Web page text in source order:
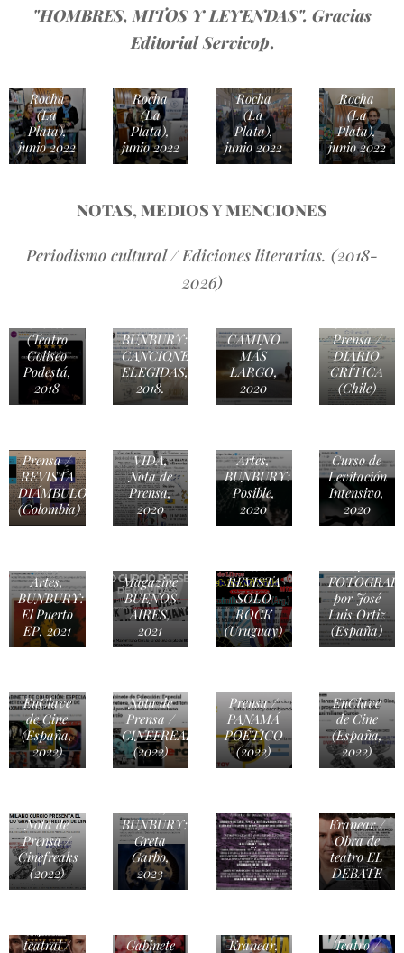
"HOMBRES, MITOS Y LEYENDAS". Gracias
Editorial Servicop.
Rocha
(La
Plata),
junio 2022
Rocha
(La
Plata),
junio 2022
Rocha
(La
Plata),
junio 2022
Rocha
(La
Plata),
junio 2022
NOTAS, MEDIOS Y MENCIONES
Periodismo cultural / Ediciones literarias. (2018-
2026)
/
(Teatro
Coliseo
Podestá,
2018
BUNBURY:
CANCIONES
ELEGIDAS,
2018.
CAMINO
MÁS
LARGO,
2020
Prensa /
DIARIO
CRÍTICA
(Chile)
Prensa /
REVISTA
DIÁMBULOS
(Colombia)
VIDA,
Nota de
Prensa,
2020
Artes,
BUNBURY:
Posible,
2020
Revista
Cultural
Curso de
Levitación
Intensivo,
2020
Artes,
BUNBURY:
El Puerto
EP, 2021
Magazine
BUENOS
AIRES,
2021
REVISTA
SOLO
ROCK
(Uruguay)
Crítica /
EL
ASOMBRO
por José
Luis Ortiz
(España)
EnClave
de Cine
(España,
2022)
Nota de
Prensa /
CINEFREAKS
(2022)
Prensa /
PANAMÁ
POÉTICO
(2022)
EnClave
de Cine
(España,
2022)
Nota de
Prensa /
Cinefreaks
(2022)
Revista
BUNBURY:
Greta
Garbo,
2023
Kranear /
Obra de
teatro EL
DEBATE
teatral /
Gabinete
Kranear,
Teatro /